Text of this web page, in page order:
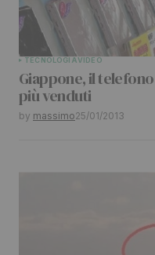
Submit Comment
TECNOLOGIAVIDEO
Giappone, il
più venduti
by massimo25/01/2013